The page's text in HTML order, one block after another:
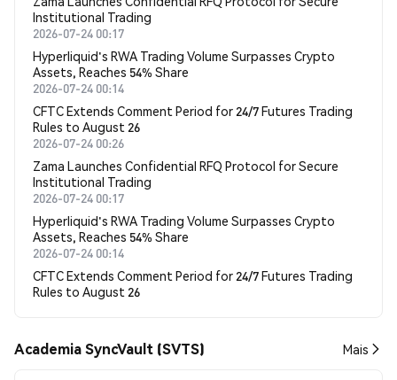
Institutional Trading
2026-07-24 00:17
Hyperliquid's RWA Trading Volume Surpasses Crypto
Assets, Reaches 54% Share
2026-07-24 00:14
CFTC Extends Comment Period for 24/7 Futures Trading
Rules to August 26
2026-07-24 00:26
Zama Launches Confidential RFQ Protocol for Secure
Institutional Trading
2026-07-24 00:17
Hyperliquid's RWA Trading Volume Surpasses Crypto
Assets, Reaches 54% Share
2026-07-24 00:14
CFTC Extends Comment Period for 24/7 Futures Trading
Rules to August 26
Academia SyncVault (SVTS) Mais